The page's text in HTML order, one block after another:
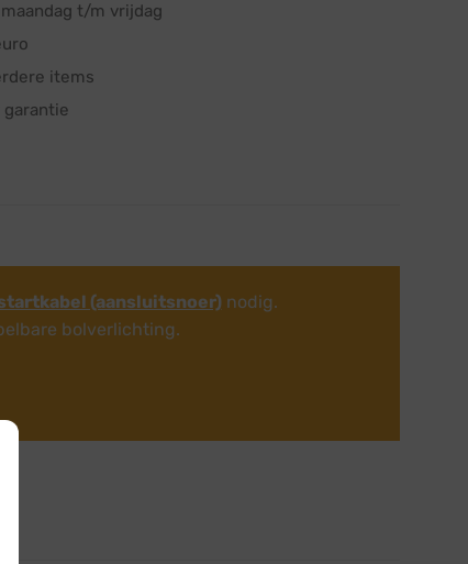
t/m vrijdag
items
garantie
(aansluitsnoer)nodig.
bolverlichting.